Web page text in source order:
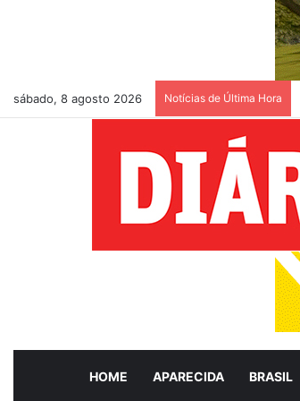
sábado, 8 agosto 2026 Notícias de Última Hora
HOME APARECIDA BRASIL